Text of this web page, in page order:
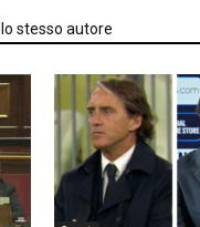
stesso autore